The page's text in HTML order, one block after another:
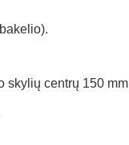
skylių centrų 150 mm